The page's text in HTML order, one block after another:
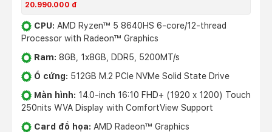
20.990.000 đ
CPU: AMD Ryzen™ 5 8640HS 6-core/12-thread
Processor with Radeon™ Graphics
Ram: 8GB, 1x8GB, DDR5, 5200MT/s
Ổ cứng: 512GB M.2 PCIe NVMe Solid State Drive
Màn hình: 14.0-inch 16:10 FHD+ (1920 x 1200) Touch
250nits WVA Display with ComfortView Support
Card đồ họa: AMD Radeon™ Graphics